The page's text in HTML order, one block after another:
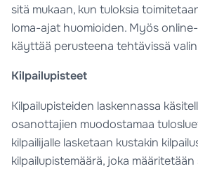
sitä mukaan, kun tuloksia
loma-ajat huomioiden. Myös
käyttää perusteena tehtävissä
Kilpailupisteet
Kilpailupisteiden laskennassa
osanottajien muodostamaa
kilpailijalle lasketaan kustakin
kilpailupistemäärä, joka